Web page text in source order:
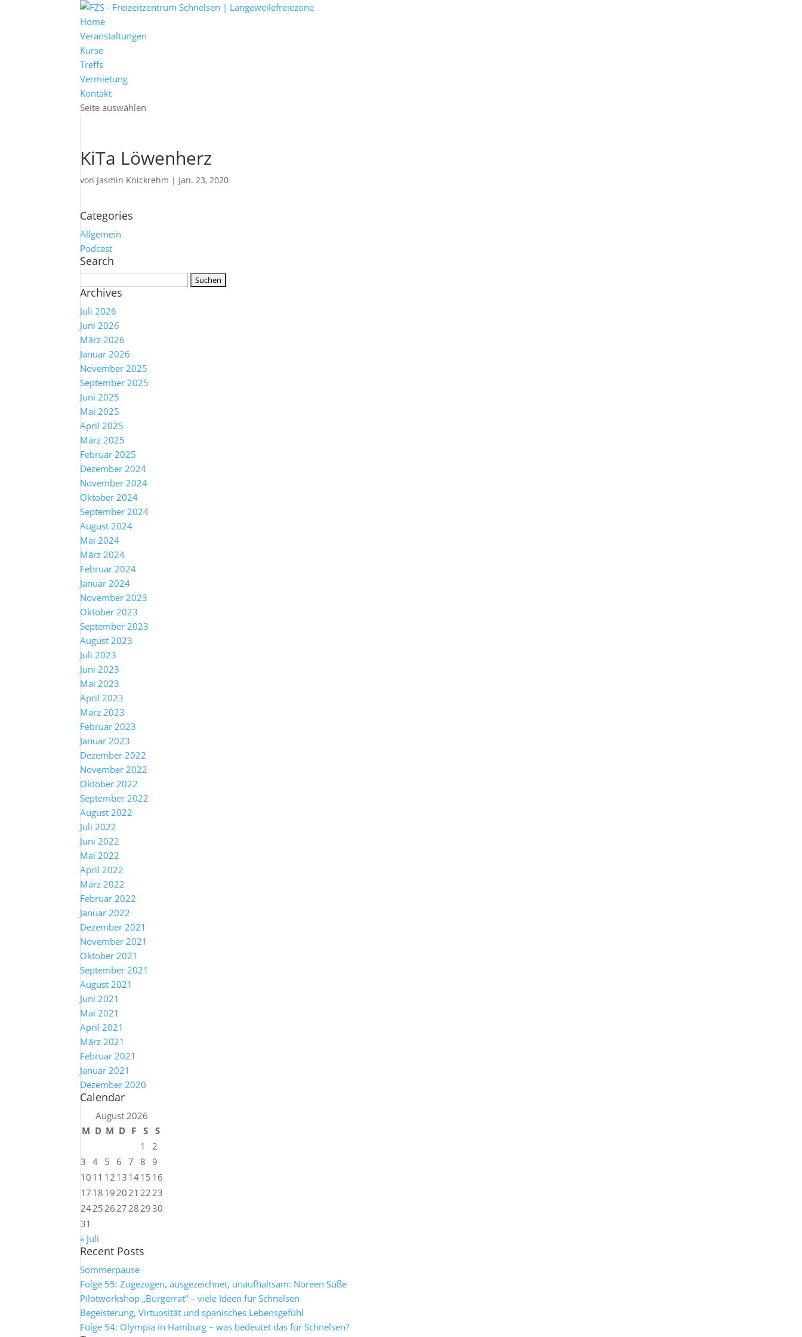
Home
Veranstaltungen
Kurse
Treffs
Vermietung
Kontakt
Seite auswählen
KiTa Löwenherz
von Jasmin Knickrehm | Jan. 23, 2020
Categories
Allgemein
Podcast
Search
nach:
Archives
Juli 2026
Juni 2026
März 2026
Januar 2026
November 2025
September 2025
Juni 2025
Mai 2025
April 2025
März 2025
Februar 2025
Dezember 2024
November 2024
Oktober 2024
September 2024
August 2024
Mai 2024
März 2024
Februar 2024
Januar 2024
November 2023
Oktober 2023
September 2023
August 2023
Juli 2023
Juni 2023
Mai 2023
April 2023
März 2023
Februar 2023
Januar 2023
Dezember 2022
November 2022
Oktober 2022
September 2022
August 2022
Juli 2022
Juni 2022
Mai 2022
April 2022
März 2022
Februar 2022
Januar 2022
Dezember 2021
November 2021
Oktober 2021
September 2021
August 2021
Juni 2021
Mai 2021
April 2021
März 2021
Februar 2021
Januar 2021
Dezember 2020
Calendar
August 2026
M D M D F S
S
1
2
3
4 5 6 7 8
9
10 11 12 13 1415 16
17 18 192021 2223
24252627282930
31
« Juli
Recent Posts
Sommerpause
Folge 55: Zugezogen, ausgezeichnet, unaufhaltsam: Noreen Süße
Pilotworkshop „Bürgerrat“ – viele Ideen für Schnelsen
Begeisterung, Virtuosität und spanisches Lebensgefühl
Folge 54: Olympia in Hamburg – was bedeutet das für Schnelsen?